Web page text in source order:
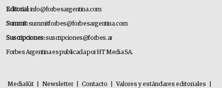
Editorial:info@forbesargentina.com
Summit:summitforbes@forbesargentina.com
Suscripciones:suscripciones@forbes.ar
Forbes Argentina es publicada por HT Media SA.
MediaKit Newsletter Contacto Valores y estándares editoriales